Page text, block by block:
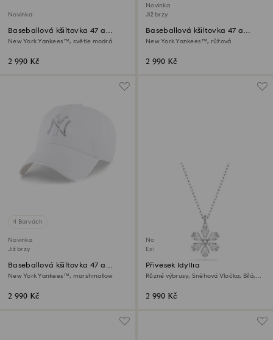
Novinka
Baseballová kšiltovka 47 a
MLB® – limitovaná edice
New York Yankees™, světle modrá
2 990 Kč
Novinka
Již brzy
Baseballová kšiltovka 47 a
MLB® – limitovaná edice
New York Yankees™, růžová
2 990 Kč
4 Barvách
Novinka
Již brzy
Baseballová kšiltovka 47 a
MLB® – limitovaná edice
New York Yankees™, marshmallow
2 990 Kč
Novinka
Exkluzivně on-line
Přívěsek Idyllia
Různé výbrusy, Sněhová Vločka, Bílá,
2 990 Kč